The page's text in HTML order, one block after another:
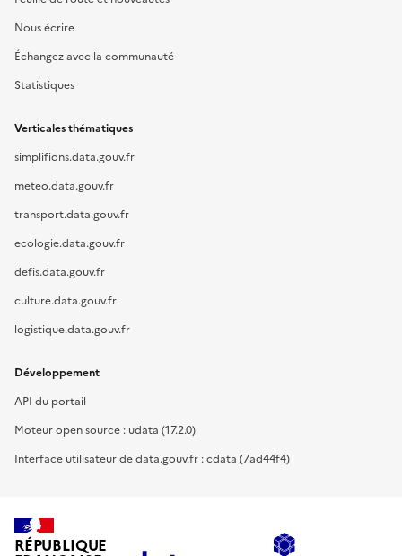
Nous écrire
Échangez avec la communauté
Statistiques
Verticales thématiques
simplifions.data.gouv.fr
meteo.data.gouv.fr
transport.data.gouv.fr
ecologie.data.gouv.fr
defis.data.gouv.fr
culture.data.gouv.fr
logistique.data.gouv.fr
Développement
API du portail
Moteur open source : udata (17.2.0)
Interface utilisateur de data.gouv.fr : cdata (7ad44f4)
RÉPUBLIQUE